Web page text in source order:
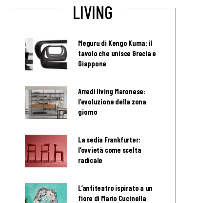
LIVING
Meguru di Kengo Kuma: il
tavolo che unisce Grecia e
Giappone
Arredi living Maronese:
l’evoluzione della zona
giorno
La sedia Frankfurter:
l’ovvietà come scelta
radicale
L’anfiteatro ispirato a un
fiore di Mario Cucinella